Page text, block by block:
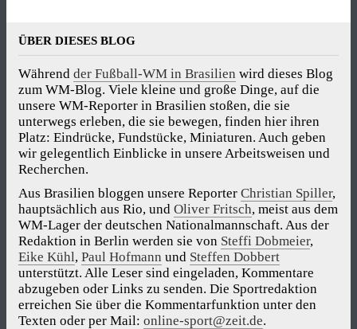
ÜBER DIESES BLOG
Während der Fußball-WM in Brasilien wird dieses Blog
zum WM-Blog. Viele kleine und große Dinge, auf die
unsere WM-Reporter in Brasilien stoßen, die sie
unterwegs erleben, die sie bewegen, finden hier ihren
Platz: Eindrücke, Fundstücke, Miniaturen. Auch geben
wir gelegentlich Einblicke in unsere Arbeitsweisen und
Recherchen.
Aus Brasilien bloggen unsere Reporter Christian Spiller,
hauptsächlich aus Rio, und Oliver Fritsch, meist aus dem
WM-Lager der deutschen Nationalmannschaft. Aus der
Redaktion in Berlin werden sie von Steffi Dobmeier,
Eike Kühl, Paul Hofmann und Steffen Dobbert
unterstützt. Alle Leser sind eingeladen, Kommentare
abzugeben oder Links zu senden. Die Sportredaktion
erreichen Sie über die Kommentarfunktion unter den
Texten oder per Mail: online-sport@zeit.de.